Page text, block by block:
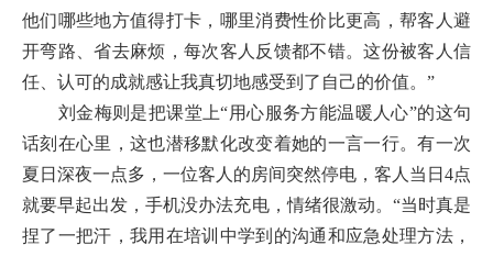
他们哪些地方值得打卡，哪里消费性价比更高，帮客人避
开弯路、省去麻烦，每次客人反馈都不错。这份被客人信
任、认可的成就感让我真切地感受到了自己的价值。”
刘金梅则是把课堂上“用心服务方能温暖人心”的这句
话刻在心里，这也潜移默化改变着她的一言一行。有一次
夏日深夜一点多，一位客人的房间突然停电，客人当日4点
就要早起出发，手机没办法充电，情绪很激动。“当时真是
捏了一把汗，我用在培训中学到的沟通和应急处理方法，